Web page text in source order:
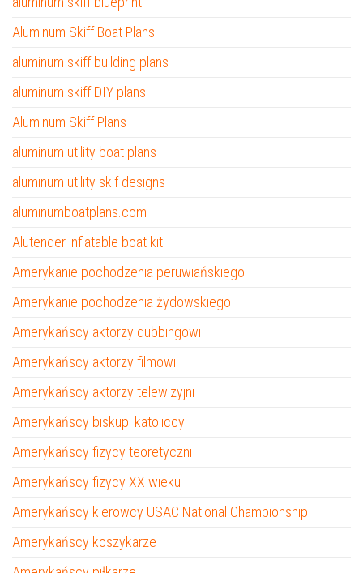
Aluminum Skiff Boat Plans
aluminum skiff building plans
aluminum skiff DIY plans
Aluminum Skiff Plans
aluminum utility boat plans
aluminum utility skif designs
aluminumboatplans.com
Alutender inflatable boat kit
Amerykanie pochodzenia peruwiańskiego
Amerykanie pochodzenia żydowskiego
Amerykańscy aktorzy dubbingowi
Amerykańscy aktorzy filmowi
Amerykańscy aktorzy telewizyjni
Amerykańscy biskupi katoliccy
Amerykańscy fizycy teoretyczni
Amerykańscy fizycy XX wieku
Amerykańscy kierowcy USAC National Championship
Amerykańscy koszykarze